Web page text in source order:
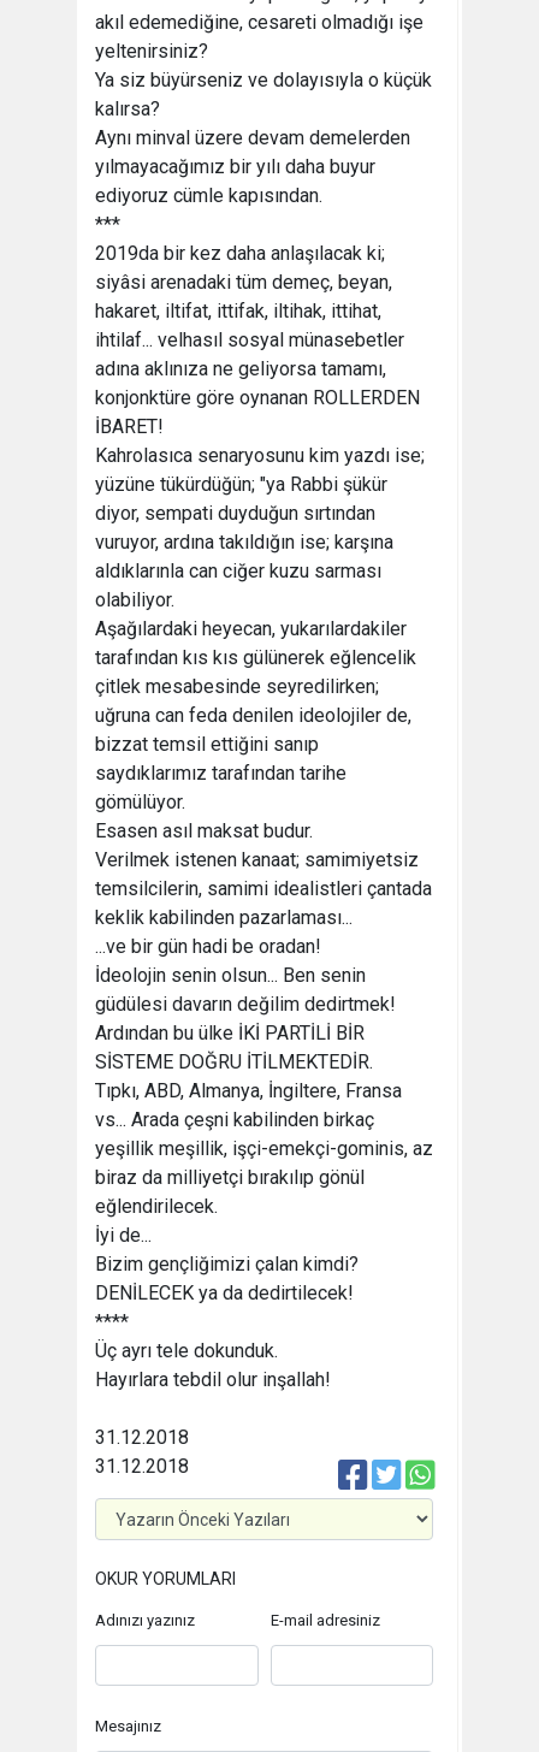
akıl edemediğine, cesareti olmadığı işe
yeltenirsiniz?
Ya siz büyürseniz ve dolayısıyla o küçük
kalırsa?
Aynı minval üzere devam demelerden
yılmayacağımız bir yılı daha buyur
ediyoruz cümle kapısından.
***
2019da bir kez daha anlaşılacak ki;
siyâsi arenadaki tüm demeç, beyan,
hakaret, iltifat, ittifak, iltihak, ittihat,
ihtilaf... velhasıl sosyal münasebetler
adına aklınıza ne geliyorsa tamamı,
konjonktüre göre oynanan ROLLERDEN
İBARET!
Kahrolasıca senaryosunu kim yazdı ise;
yüzüne tükürdüğün; "ya Rabbi şükür
diyor, sempati duyduğun sırtından
vuruyor, ardına takıldığın ise; karşına
aldıklarınla can ciğer kuzu sarması
olabiliyor.
Aşağılardaki heyecan, yukarılardakiler
tarafından kıs kıs gülünerek eğlencelik
çitlek mesabesinde seyredilirken;
uğruna can feda denilen ideolojiler de,
bizzat temsil ettiğini sanıp
saydıklarımız tarafından tarihe
gömülüyor.
Esasen asıl maksat budur.
Verilmek istenen kanaat; samimiyetsiz
temsilcilerin, samimi idealistleri çantada
keklik kabilinden pazarlaması...
...ve bir gün hadi be oradan!
İdeolojin senin olsun... Ben senin
güdülesi davarın değilim dedirtmek!
Ardından bu ülke İKİ PARTİLİ BİR
SİSTEME DOĞRU İTİLMEKTEDİR.
Tıpkı, ABD, Almanya, İngiltere, Fransa
vs... Arada çeşni kabilinden birkaç
yeşillik meşillik, işçi-emekçi-gominis, az
biraz da milliyetçi bırakılıp gönül
eğlendirilecek.
İyi de...
Bizim gençliğimizi çalan kimdi?
DENİLECEK ya da dedirtilecek!
****
Üç ayrı tele dokunduk.
Hayırlara tebdil olur inşallah!
31.12.2018
31.12.2018
OKUR YORUMLARI
Adınızı yazınız E-mail adresiniz
Mesajınız